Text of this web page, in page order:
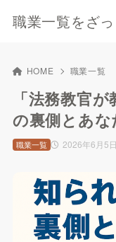
職業一覧をざ
HOME 職業一覧
「法務教官
の裏側とあな
2026年6月5日
職業一覧